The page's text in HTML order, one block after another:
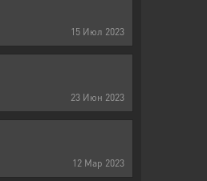
15 Июл 2023
23 Июн 2023
12 Мар 2023